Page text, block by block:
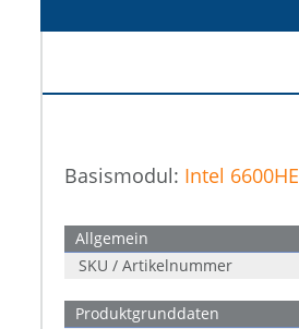
Basismodul: Intel 6600HE
Allgemein
SKU / Artikelnummer
Produktgrunddaten